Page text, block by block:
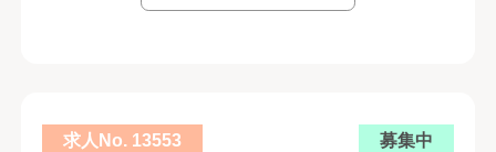
求人No. 13553 募集中